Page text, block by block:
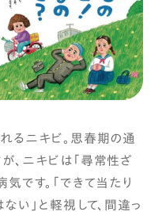
るニキビ。思春期の通
、ニキビは「尋常性ざ
です。「できて当たり
い」と軽視して、間違っ